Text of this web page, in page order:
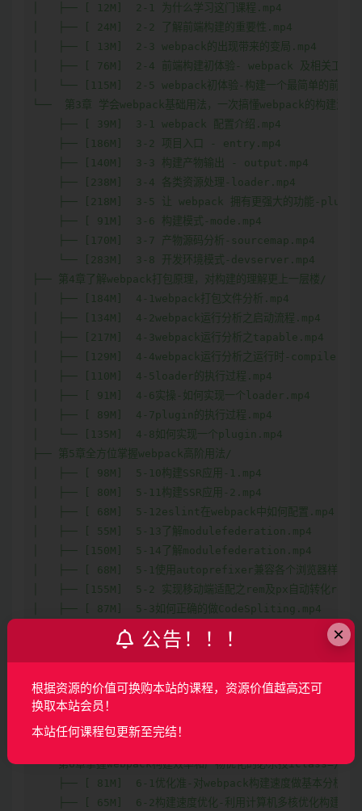
│   ├── [ 12M]  2-1 为什么学习这门课程.mp4
│   ├── [ 24M]  2-2 了解前端构建的重要性.mp4
│   ├── [ 13M]  2-3 webpack的出现带来的变局.mp4
│   ├── [ 76M]  2-4 前端构建初体验- webpack 及相关工具
│   └── [115M]  2-5 webpack初体验-构建一个最简单的前端项
└──  第3章 学会webpack基础用法，一次搞懂webpack的构建流
    ├── [ 39M]  3-1 webpack 配置介绍.mp4
    ├── [186M]  3-2 项目入口 - entry.mp4
    ├── [140M]  3-3 构建产物输出 - output.mp4
    ├── [238M]  3-4 各类资源处理-loader.mp4
├── [218M]  3-5 让 webpack 拥有更强大的功能-
    ├── [ 91M]  3-6 构建模式-mode.mp4
    ├── [170M]  3-7 产物源码分析-sourcemap.mp4
    └── [283M]  3-8 开发环境模式-devserver.mp4
├── 第4章了解webpack打包原理，对构建的理解更上一层楼/
│   ├── [184M]  4-1webpack打包文件分析.mp4
│   ├── [134M]  4-2webpack运行分析之启动流程.mp4
│   ├── [217M]  4-3webpack运行分析之tapable.mp4
│   ├── [129M]  4-4webpack运行分析之运行时-
│   ├── [110M]  4-5loader的执行过程.mp4
│   ├── [ 91M]  4-6实操-如何实现一个loader.mp4
│   ├── [ 89M]  4-7plugin的执行过程.mp4
│   └── [135M]  4-8如何实现一个plugin.mp4
├── 第5章全方位掌握webpack高阶用法/
│   ├── [ 98M]  5-10构建SSR应用-1.mp4
│   ├── [ 80M]  5-11构建SSR应用-2.mp4
│   ├── [ 68M]  5-12eslint在webpack中如何配置.mp4
│   ├── [ 55M]  5-13了解modulefederation.mp4
│   ├── [150M]  5-14了解modulefederation.mp4
│   ├── [ 68M]  5-1使用autoprefixer兼容各个浏览器样式属
│   ├── [155M]  5-2 实现移动端适配之rem及px自动转化
│   ├── [ 87M]  5-3如何正确的做CodeSpliting.mp4
│   ├── 5-2 实现移动端适配之rem及px自动转化rem.mp4
│   ├── [ 85M]  5-4公共静态资源处理.mp4
│   ├── [136M]  5-6如何实现多页面应用打包.mp4
│   ├── [118M]  5-7tree-shaking的原理和应用.mp4
│   ├── [ 35M]  5-8自动清理前一次构建产物.mp4
└── 第6章掌握webpack构建效率和产物优化的必杀技iclass=/
├── [ 81M]  6-1优化准-对webpack构建速度做基本分析
├── [ 65M]  6-2构建速度优化-利用计算机多核优化构建
×
公告！！！
根据资源的价值可换购本站的课程，资源价值越高还可
换取本站会员！
本站任何课程包更新至完结！